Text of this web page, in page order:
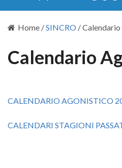
Home /SINCRO /
Calendario
CALENDARIO AGONISTICO
CALENDARI STAGIONI